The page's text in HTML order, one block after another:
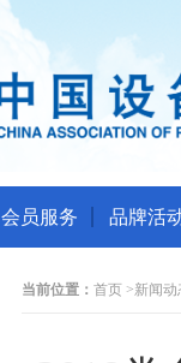
会员服务 品牌活
当前位置： 首页 >新闻动